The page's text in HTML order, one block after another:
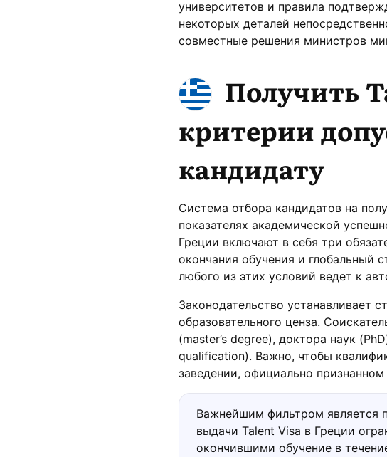
университетов и правила
некоторых деталей
совместные решения министров
Получить
критерии
кандидату
Система отбора кандидатов на
показателях академической
Греции включают в себя три
окончания обучения и глобальный
любого из этих условий ведет к
Законодательство устанавливает
образовательного ценза.
(master’s degree), доктора наук
qualification). Важно, чтобы
заведении, официально
Важнейшим фильтром является
выдачи Talent Visa в Греции
окончившими обучение в